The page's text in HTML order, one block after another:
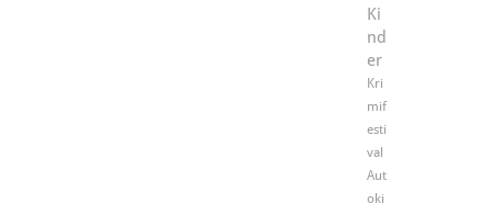
Ki
nd
er
Kri
mif
esti
val
Aut
oki